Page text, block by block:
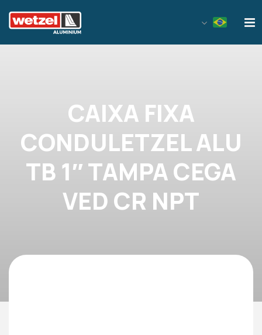
CAIXA FIXA
CONDULETZEL ALU
TB 1″ TAMPA CEGA
VED CR NPT